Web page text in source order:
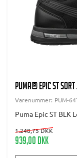
PUMA® Epic ST Sort
Varenummer: PUM-
Puma Epic ST BLK
1.248,75 DKK
939,00 DKK